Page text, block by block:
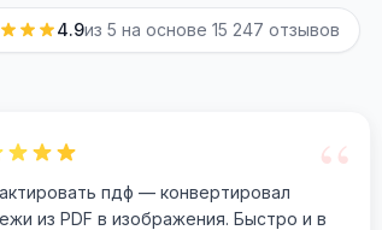
4.9из 5 на основе 15 247 отзывов
“
пдф — конвертировал
из PDF в изображения. Быстро и в